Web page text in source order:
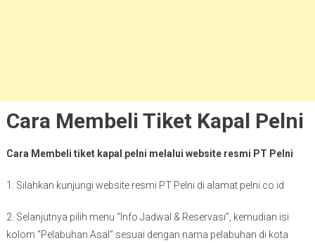
Cara Membeli Tiket Kapal Pelni
Cara Membeli tiket kapal pelni melalui website resmi PT Pelni
1. Silahkan kunjungi website resmi PT Pelni di alamat pelni.co.id
2. Selanjutnya pilih menu “Info Jadwal & Reservasi”, kemudian isi
kolom “Pelabuhan Asal” sesuai dengan nama pelabuhan di kota